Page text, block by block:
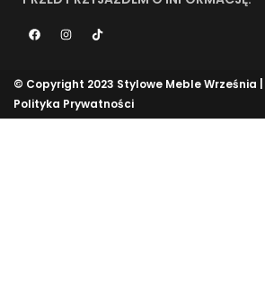
© Copyright 2023 Stylowe Meble Września |
Polityka Prywatności